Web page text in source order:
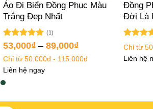
Đồng
Đời Là
Được
hạng
5 sao
Chỉ từ
Liên hệ
Áo Đi Biển Đồng Phục Màu
Trắng Đẹp Nhất
Được xếp
hạng
5 sao
(1)
53,000₫ –89,000₫
Chỉ từ 50.000đ - 115.000đ
Liên hệ ngay